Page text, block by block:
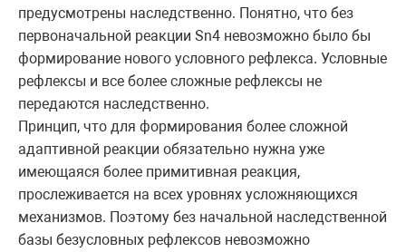
предусмотрены наследственно. Понятно, что без
первоначальной реакции Sn4 невозможно было бы
формирование нового условного рефлекса. Условные
рефлексы и все более сложные рефлексы не
передаются наследственно.
Принцип, что для формирования более сложной
адаптивной реакции обязательно нужна уже
имеющаяся более примитивная реакция,
прослеживается на всех уровнях усложняющихся
механизмов. Поэтому без начальной наследственной
базы безусловных рефлексов невозможно